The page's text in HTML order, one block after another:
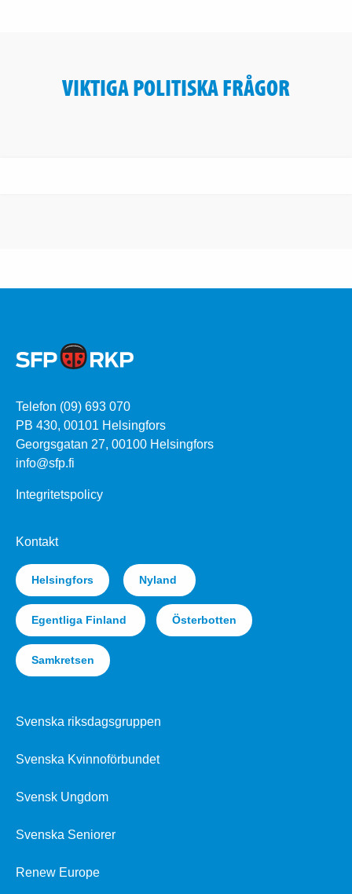
VIKTIGA POLITISKA FRÅGOR
Telefon (09) 693 070
PB 430, 00101 Helsingfors
Georgsgatan 27, 00100 Helsingfors
info@sfp.fi
Integritetspolicy
Kontakt
Helsingfors Nyland
Egentliga Finland Österbotten
Samkretsen
Svenska riksdagsgruppen
Svenska Kvinnoförbundet
Svensk Ungdom
Svenska Seniorer
Renew Europe